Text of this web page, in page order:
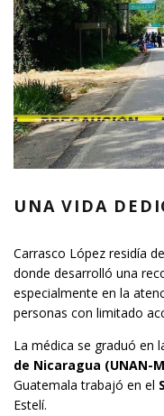
UNA VIDA
Carrasco López residía
donde desarrolló una
especialmente en la
personas con limitado
La médica se graduó en
de Nicaragua (UNAN-
Guatemala trabajó en el
Estelí.